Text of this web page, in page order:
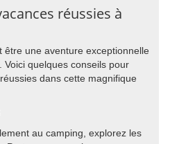
réussies à
être une aventure exceptionnelle
quelques conseils pour
dans cette magnifique
au camping, explorez les